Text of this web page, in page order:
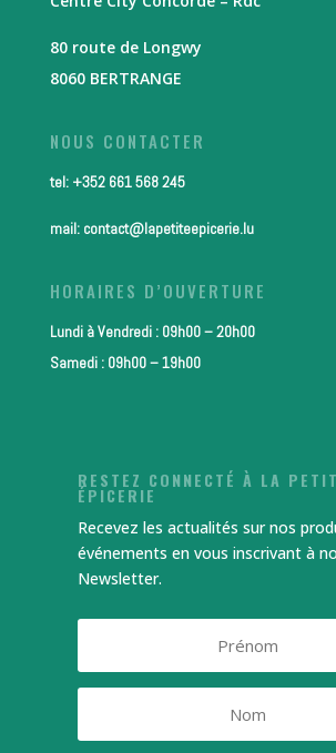
80 route de Longwy
8060 BERTRANGE
NOUS CONTACTER
tel: +352 661 568 245
mail: contact@lapetiteepicerie.lu
HORAIRES D’OUVERTURE
Lundi à Vendredi : 09h00 – 20h00
Samedi : 09h00 – 19h00
RESTEZ CONNECTÉ À LA
ÉPICERIE
Recevez les actualités sur nos
événements en vous inscrivant à
Newsletter.